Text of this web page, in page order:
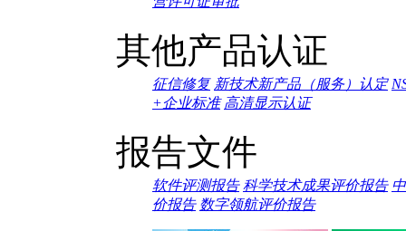
其他产品认证
征信修复 新技术新产品（服务）认定
+企业标准 高清显示认证
报告文件
软件评测报告 科学技术成果评价报告
价报告 数字领航评价报告